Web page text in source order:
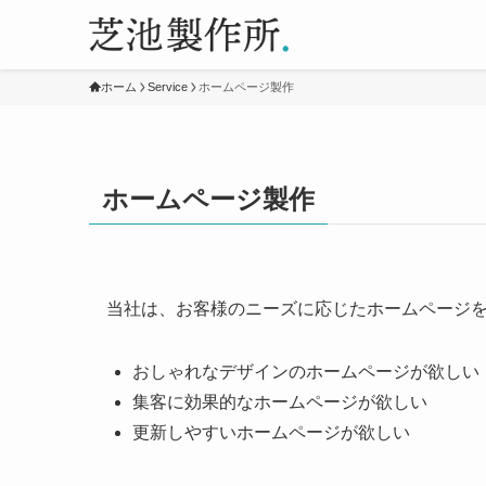
ホーム Service ホームページ製作
ホームページ製作
当社は、お客様のニーズに応じたホームページ
おしゃれなデザインのホームページが欲しい
集客に効果的なホームページが欲しい
更新しやすいホームページが欲しい